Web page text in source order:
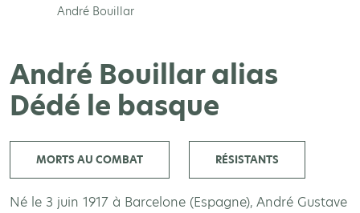
André Bouillar
André Bouillar alias
Dédé le basque
MORTS AU COMBAT RÉSISTANTS
Né le 3 juin 1917 à Barcelone (Espagne), André Gustave